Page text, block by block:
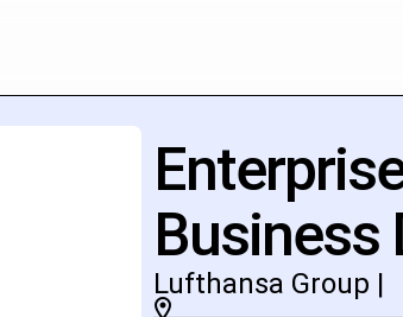
Lufthansa Group |